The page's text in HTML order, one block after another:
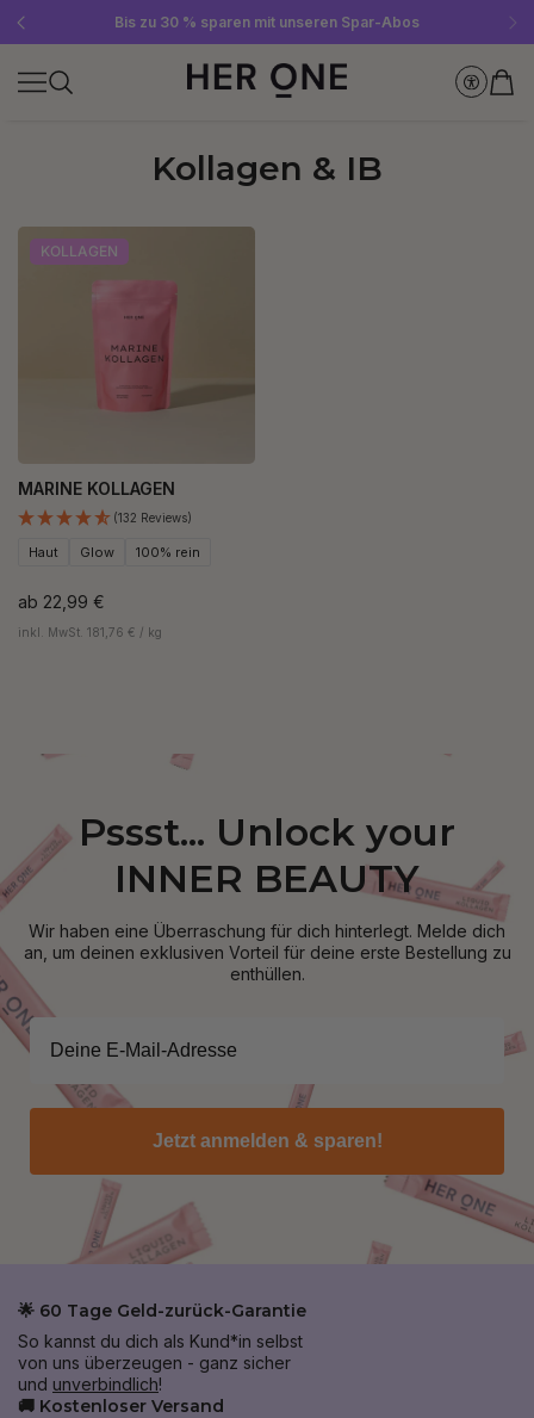
Gratis SLEEP WELL ab 69 € MBW - nur solange der Vorrat reicht!
Jetzt Newsletter abonnieren und 10 €-Gutschein sichern
Bis zu 30 % sparen mit unseren Spar-Abos
Kollagen & IB
KOLLAGEN
MARINE KOLLAGEN
(132 Reviews)
Haut Glow 100% rein
ab 22,99 €
inkl. MwSt. 181,76 € / kg
Pssst... Unlock your
INNER BEAUTY
Wir haben eine Überraschung für dich hinterlegt. Melde dich
an, um deinen exklusiven Vorteil für deine erste Bestellung zu
enthüllen.
Jetzt anmelden & sparen!
🌟 60 Tage Geld-zurück-Garantie
So kannst du dich als Kund*in selbst
von uns überzeugen - ganz sicher
und unverbindlich!
🚚 Kostenloser Versand